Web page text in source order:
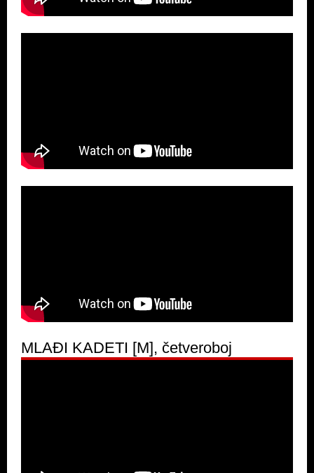
MLAĐI KADETI [M], četveroboj